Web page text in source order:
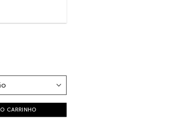
CARRINHO